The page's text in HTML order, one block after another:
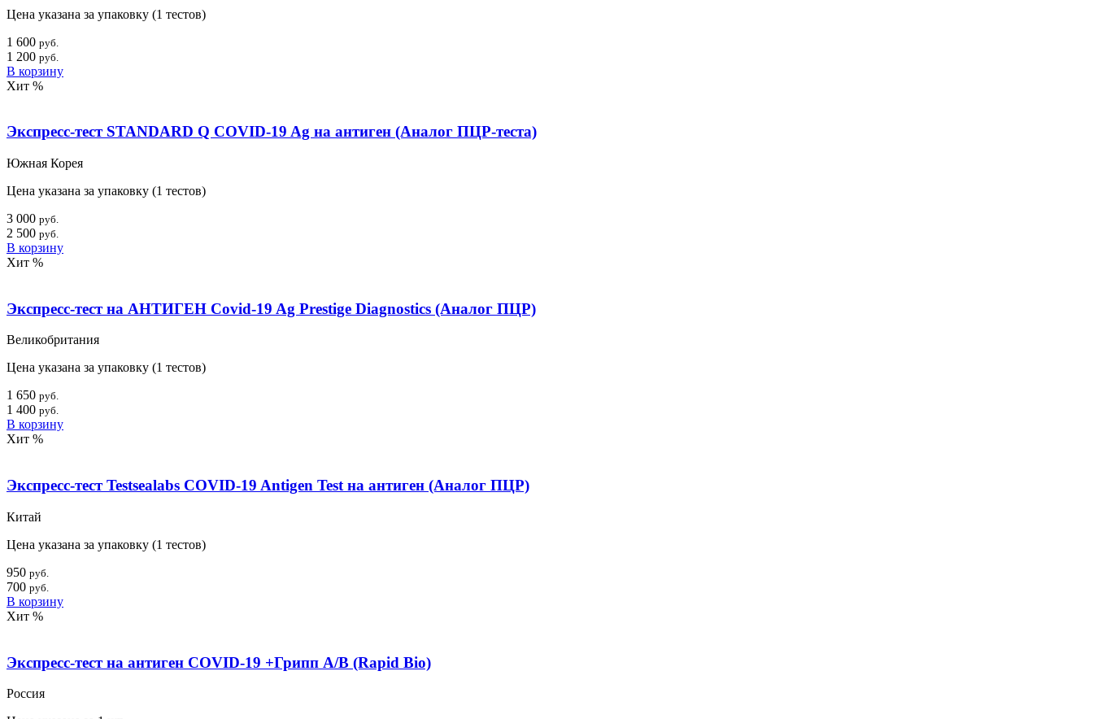
Цена указана за упаковку (1 тестов)
1 600 руб.
1 200 руб.
В корзину
Хит %
Экспресс-тест STANDARD Q COVID-19 Ag на антиген (Аналог ПЦР-теста)
Южная Корея
Цена указана за упаковку (1 тестов)
3 000 руб.
2 500 руб.
В корзину
Хит %
Экспресс-тест на АНТИГЕН Covid-19 Ag Prestige Diagnostics (Аналог ПЦР)
Великобритания
Цена указана за упаковку (1 тестов)
1 650 руб.
1 400 руб.
В корзину
Хит %
Экспресс-тест Testsealabs COVID-19 Antigen Test на антиген (Аналог ПЦР)
Китай
Цена указана за упаковку (1 тестов)
950 руб.
700 руб.
В корзину
Хит %
Экспресс-тест на антиген COVID-19 +Грипп А/B (Rapid Bio)
Россия